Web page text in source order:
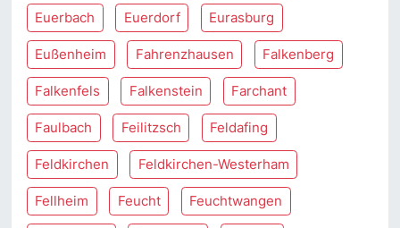
Euerbach Euerdorf Eurasburg
Eußenheim Fahrenzhausen Falkenberg
Falkenfels Falkenstein Farchant
Faulbach Feilitzsch Feldafing
Feldkirchen Feldkirchen-Westerham
Fellheim Feucht Feuchtwangen